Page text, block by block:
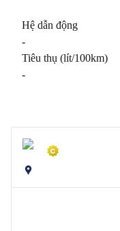
Hệ dẫn động
-
Tiêu thụ (lít/100km)
-